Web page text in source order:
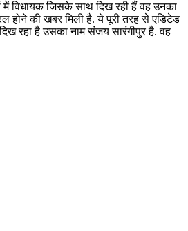
में विधायक जिसके साथ दिख रही हैं वह उनका
होने की खबर मिली है. ये पूरी तरह से एडिटेड
रहा है उसका नाम संजय सारंगीपुर है. वह